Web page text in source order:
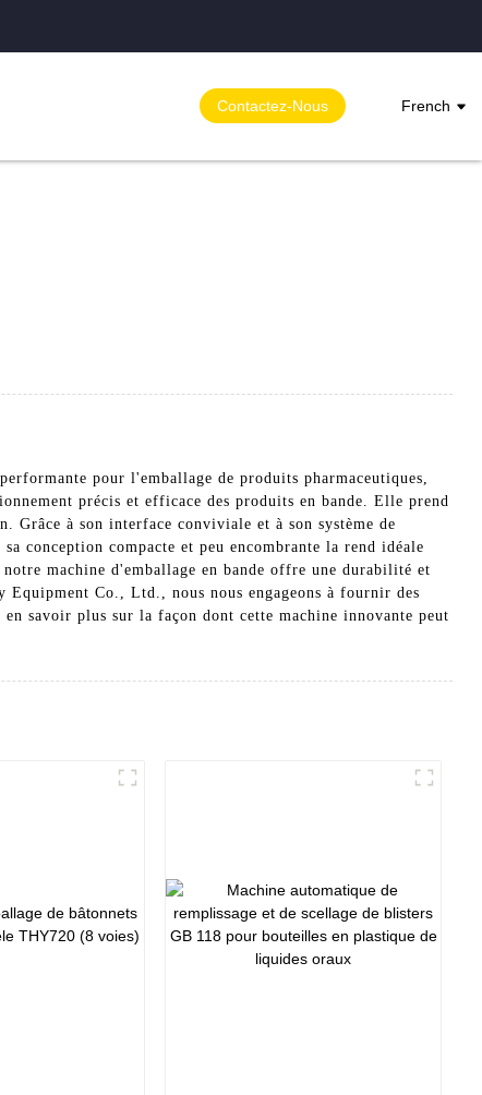
Contactez-Nous French
pour l'emballage de produits pharmaceutiques,
précis et efficace des produits en bande. Elle prend
à son interface conviviale et à son système de
conception compacte et peu encombrante la rend idéale
machine d'emballage en bande offre une durabilité et
Co., Ltd., nous nous engageons à fournir des
savoir plus sur la façon dont cette machine innovante peut